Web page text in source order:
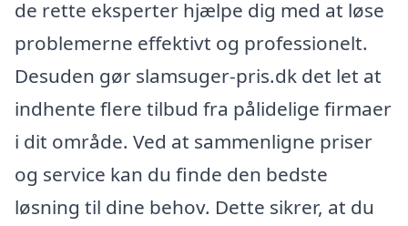
de rette eksperter hjælpe dig med at løse
problemerne effektivt og professionelt.
Desuden gør slamsuger-pris.dk det let at
indhente flere tilbud fra pålidelige firmaer
i dit område. Ved at sammenligne priser
og service kan du finde den bedste
løsning til dine behov. Dette sikrer, at du